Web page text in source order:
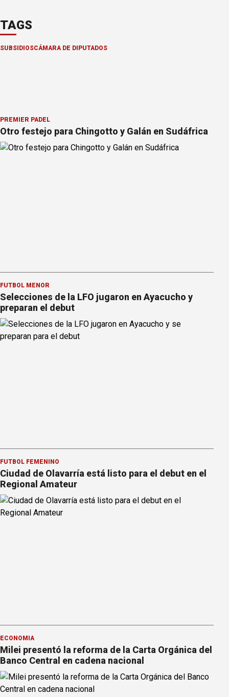
TAGS
SUBSIDIOSCÁMARA DE DIPUTADOS
PREMIER PÁDEL
Otro festejo para Chingotto y Galán en Sudáfrica
FÚTBOL MENOR
Selecciones de la LFO jugaron en Ayacucho y
preparan el debut
FÚTBOL FEMENINO
Ciudad de Olavarría está listo para el debut en el
Regional Amateur
ECONOMÍA
Milei presentó la reforma de la Carta Orgánica del
Banco Central en cadena nacional